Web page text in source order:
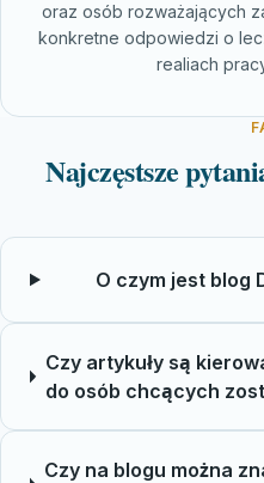
oraz osób rozważających
konkretne odpowiedzi o
realiach
Najczęstsze
O czym jest blog
Czy artykuły są
do osób chcących
Czy na blogu można